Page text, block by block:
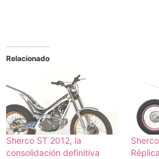
Relacionado
Sherco ST 2012, la
consolidación definitiva
Réplica